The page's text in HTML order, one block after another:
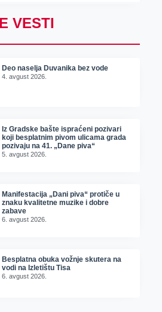
VESTI
Deo naselja Duvanika bez vode
4. avgust 2026.
Iz Gradske bašte ispraćeni pozivari
koji besplatnim pivom ulicama grada
pozivaju na 41. „Dane piva“
5. avgust 2026.
Manifestacija „Dani piva“ protiče u
znaku kvalitetne muzike i dobre
zabave
6. avgust 2026.
Besplatna obuka vožnje skutera na
vodi na Izletištu Tisa
6. avgust 2026.